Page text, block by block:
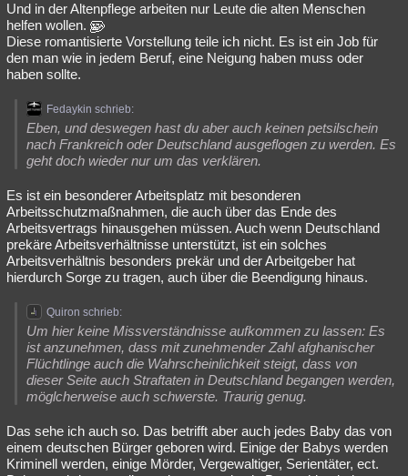
Und in der Altenpflege arbeiten nur Leute die alten Menschen
helfen wollen.
Diese romantisierte Vorstellung teile ich nicht. Es ist ein Job für
den man wie in jedem Beruf, eine Neigung haben muss oder
haben sollte.
Fedaykin schrieb:
Eben, und deswegen hast du aber auch keinen petsilschein
nach Frankreich oder Deutschland ausgeflogen zu werden. Es
geht doch wieder nur um das verklären.
Es ist ein besonderer Arbeitsplatz mit besonderen
Arbeitsschutzmaßnahmen, die auch über das Ende des
Arbeitsvertrags hinausgehen müssen. Auch wenn Deutschland
prekäre Arbeitsverhältnisse unterstützt, ist ein solches
Arbeitsverhältnis besonders prekär und der Arbeitgeber hat
hierdurch Sorge zu tragen, auch über die Beendigung hinaus.
Quiron schrieb:
Um hier keine Missverständnisse aufkommen zu lassen: Es
ist anzunehmen, dass mit zunehmender Zahl afghanischer
Flüchtlinge auch die Wahrscheinlichkeit steigt, dass von
dieser Seite auch Straftaten in Deutschland begangen werden,
möglcherweise auch schwerste. Traurig genug.
Das sehe ich auch so. Das betrifft aber auch jedes Baby das von
einem deutschen Bürger geboren wird. Einige der Babys werden
Kriminell werden, einige Mörder, Vergewaltiger, Serientäter, ect.